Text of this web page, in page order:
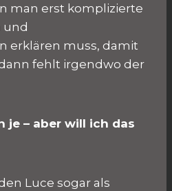
man erst komplizierte
und
erklären muss, damit
fehlt irgendwo der
je – aber will ich das
Luce sogar als